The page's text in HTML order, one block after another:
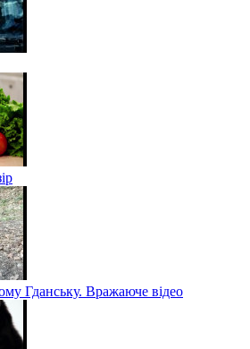
Гданську. Вражаюче відео